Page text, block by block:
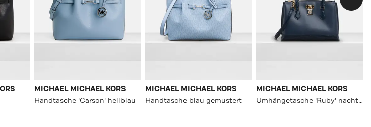
MICHAEL MICHAEL KORS
Handtasche 'Carson' hellblau
MICHAEL MICHAEL KORS
Handtasche blau gemustert
MICHAEL MICHAEL KORS
Umhängetasche 'Ruby' nachtblau